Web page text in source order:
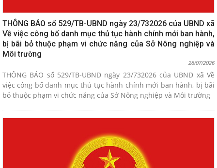
THÔNG BÁO số 529/TB-UBND ngày 23/732026 của UBND xã
Về việc công bố danh mục thủ tục hành chính mới ban hành,
bị bãi bỏ thuộc phạm vi chức năng của Sở Nông nghiệp và
Môi trường
28/07/2026
THÔNG BÁO số 529/TB-UBND ngày 23/732026 của UBND xã Về
việc công bố danh mục thủ tục hành chính mới ban hành, bị bãi
bỏ thuộc phạm vi chức năng của Sở Nông nghiệp và Môi trường